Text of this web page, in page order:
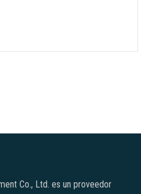
Co., Ltd. es un proveedor